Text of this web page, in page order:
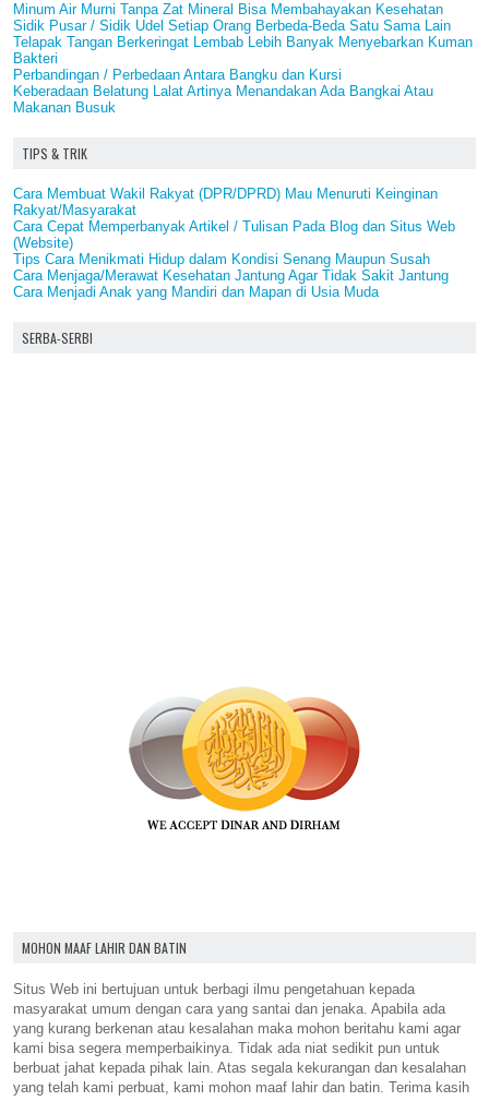
Minum Air Murni Tanpa Zat Mineral Bisa Membahayakan Kesehatan
Sidik Pusar / Sidik Udel Setiap Orang Berbeda-Beda Satu Sama Lain
Telapak Tangan Berkeringat Lembab Lebih Banyak Menyebarkan Kuman
Bakteri
Perbandingan / Perbedaan Antara Bangku dan Kursi
Keberadaan Belatung Lalat Artinya Menandakan Ada Bangkai Atau
Makanan Busuk
TIPS & TRIK
Cara Membuat Wakil Rakyat (DPR/DPRD) Mau Menuruti Keinginan
Rakyat/Masyarakat
Cara Cepat Memperbanyak Artikel / Tulisan Pada Blog dan Situs Web
(Website)
Tips Cara Menikmati Hidup dalam Kondisi Senang Maupun Susah
Cara Menjaga/Merawat Kesehatan Jantung Agar Tidak Sakit Jantung
Cara Menjadi Anak yang Mandiri dan Mapan di Usia Muda
SERBA-SERBI
MOHON MAAF LAHIR DAN BATIN
Situs Web ini bertujuan untuk berbagi ilmu pengetahuan kepada
masyarakat umum dengan cara yang santai dan jenaka. Apabila ada
yang kurang berkenan atau kesalahan maka mohon beritahu kami agar
kami bisa segera memperbaikinya. Tidak ada niat sedikit pun untuk
berbuat jahat kepada pihak lain. Atas segala kekurangan dan kesalahan
yang telah kami perbuat, kami mohon maaf lahir dan batin. Terima kasih